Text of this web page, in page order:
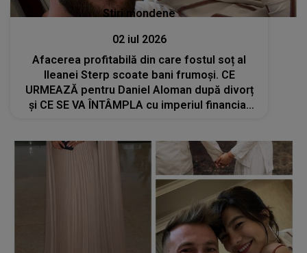
Stiri mondene
02 iul 2026
Afacerea profitabilă din care fostul soț al
Ileanei Sterp scoate bani frumoși. CE
URMEAZĂ pentru Daniel Aloman după divorț
și CE SE VA ÎNTÂMPLA cu imperiul financiar